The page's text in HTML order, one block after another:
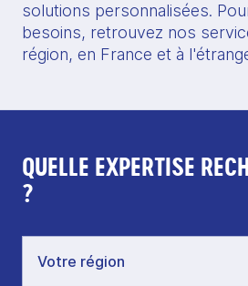
solutions personnalisées.
besoins, retrouvez nos
région, en France et à
QUELLE EXPERTISE
?